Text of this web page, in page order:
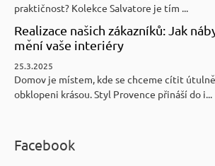
praktičnost? Kolekce Salvatore je tím ...
Realizace našich zákazníků: Jak
mění vaše interiéry
25.3.2025
Domov je místem, kde se chceme cítit
obklopeni krásou. Styl Provence přináší do i...
Facebook